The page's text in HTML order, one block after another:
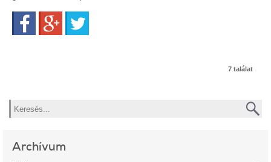
FacebookGoogle+
7 találat
Keresés
Archívum